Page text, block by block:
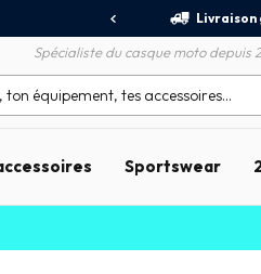
Livraison
Spécialiste du casque moto
Sportswear